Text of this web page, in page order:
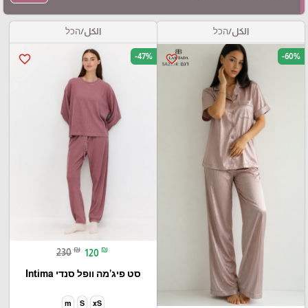
الكل/הכל
favorite_border -60%
الكل/הכל
favorite_border -47%
230 ₪ 120 ₪
סט פיג’מה וופל סנדי Intima
xS
S
m